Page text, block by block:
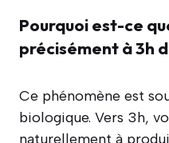
Pourquoi est-ce
précisément à 3h
Ce phénomène est
biologique. Vers 3h,
naturellement à